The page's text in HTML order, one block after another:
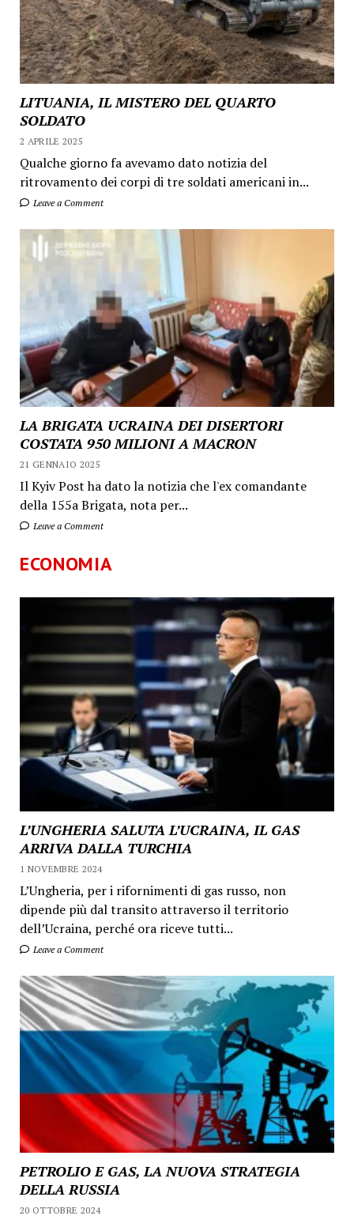
LITUANIA, IL MISTERO DEL QUARTO
SOLDATO
2 APRILE 2025
Qualche giorno fa avevamo dato notizia del
ritrovamento dei corpi di tre soldati americani in...
Leave a Comment
LA BRIGATA UCRAINA DEI DISERTORI
COSTATA 950 MILIONI A MACRON
21 GENNAIO 2025
Il Kyiv Post ha dato la notizia che l'ex comandante
della 155a Brigata, nota per...
Leave a Comment
ECONOMIA
L’UNGHERIA SALUTA L’UCRAINA, IL GAS
ARRIVA DALLA TURCHIA
1 NOVEMBRE 2024
L’Ungheria, per i rifornimenti di gas russo, non
dipende più dal transito attraverso il territorio
dell’Ucraina, perché ora riceve tutti...
Leave a Comment
PETROLIO E GAS, LA NUOVA STRATEGIA
DELLA RUSSIA
20 OTTOBRE 2024